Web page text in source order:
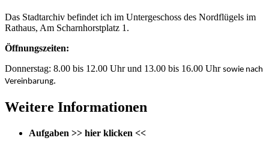
Das Stadtarchiv befindet ich im Untergeschoss des Nordflügels im
Rathaus, Am Scharnhorstplatz 1.
Öffnungszeiten:
Donnerstag: 8.00 bis 12.00 Uhr und 13.00 bis 16.00 Uhr sowie nach
Vereinbarung.
Weitere Informationen
Aufgaben >> hier klicken <<